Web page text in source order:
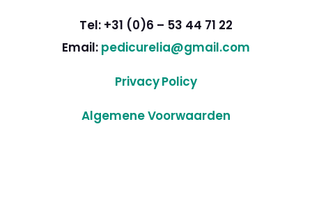
Tel: +31 (0)6 – 53 44 71 22
Email: pedicurelia@gmail.com
Privacy Policy
Algemene Voorwaarden